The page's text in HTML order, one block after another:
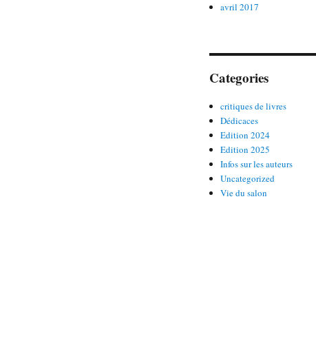
avril 2017
Categories
critiques de livres
Dédicaces
Edition 2024
Edition 2025
Infos sur les auteurs
Uncategorized
Vie du salon